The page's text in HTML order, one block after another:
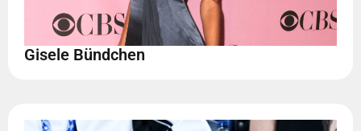
Gisele Bündchen